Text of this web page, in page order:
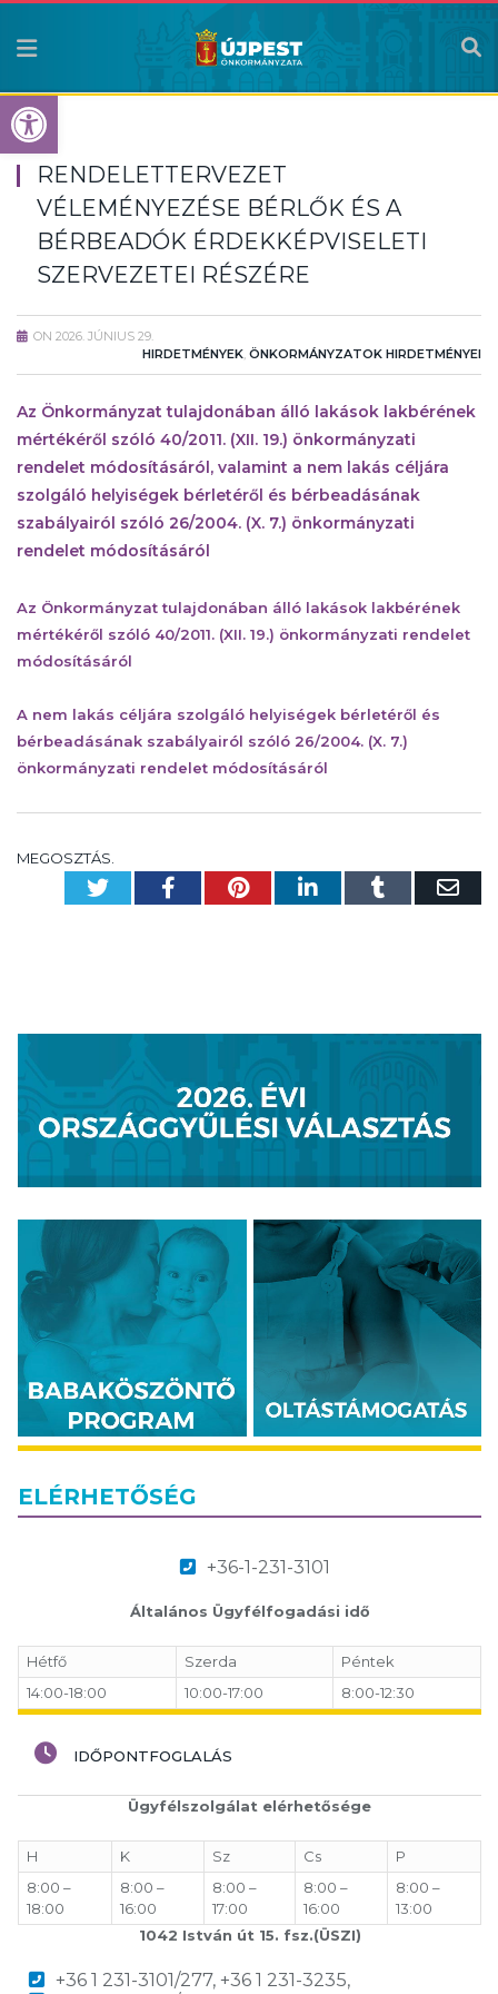
Eszköztár megnyitása
RENDELETTERVEZET
VÉLEMÉNYEZÉSE BÉRLŐK ÉS A
BÉRBEADÓK ÉRDEKKÉPVISELETI
SZERVEZETEI RÉSZÉRE
ON 2026. JÚNIUS 29.
HIRDETMÉNYEK, ÖNKORMÁNYZATOK HIRDETMÉNYEI
Az Önkormányzat tulajdonában álló lakások lakbérének
mértékéről szóló 40/2011. (XII. 19.) önkormányzati
rendelet módosításáról, valamint a nem lakás céljára
szolgáló helyiségek bérletéről és bérbeadásának
szabályairól szóló 26/2004. (X. 7.) önkormányzati
rendelet módosításáról
Az Önkormányzat tulajdonában álló lakások lakbérének
mértékéről szóló 40/2011. (XII. 19.) önkormányzati rendelet
módosításáról
A nem lakás céljára szolgáló helyiségek bérletéről és
bérbeadásának szabályairól szóló 26/2004. (X. 7.)
önkormányzati rendelet módosításáról
MEGOSZTÁS.
TwitterFacebookPinterest
LinkedIn
Tumblr
ELÉRHETŐSÉG
+36-1-231-3101
Általános Ügyfélfogadási idő
Hétfő Szerda
Péntek
14:00-18:00
10:00-17:00 8:00-12:30
IDŐPONTFOGLALÁS
Ügyfélszolgálat elérhetősége
H K Sz Cs
P
8:00 –
18:00
8:00 –
16:00
8:00 –
17:00
8:00 –
16:00
8:00 –
13:00
1042 István út 15. fsz.(ÜSZI)
+36 1 231-3101/277, +36 1 231-3235,